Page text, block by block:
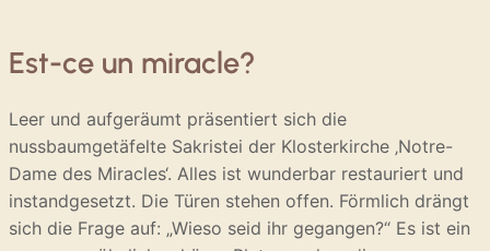
Est-ce un miracle?
Leer und aufgeräumt präsentiert sich die
nussbaumgetäfelte Sakristei der Klosterkirche ‚Notre-
Dame des Miracles‘. Alles ist wunderbar restauriert und
instandgesetzt. Die Türen stehen offen. Förmlich drängt
sich die Frage auf: „Wieso seid ihr gegangen?“ Es ist ein